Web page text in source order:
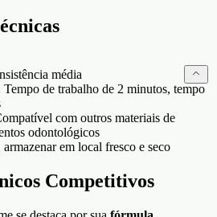
média
Tempo de trabalho de 2 minutos, tempo
com outros materiais de
odontológicos
armazenar em local fresco e seco
Competitivos